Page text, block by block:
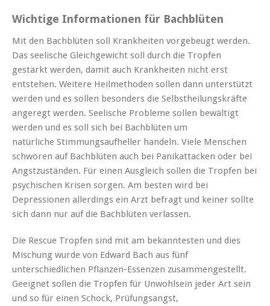
Wichtige Informationen für Bachblüten
Mit den Bachblüten soll Krankheiten vorgebeugt werden.
Das seelische Gleichgewicht soll durch die Tropfen
gestärkt werden, damit auch Krankheiten nicht erst
entstehen. Weitere Heilmethoden sollen dann unterstützt
werden und es sollen besonders die Selbstheilungskräfte
angeregt werden. Seelische Probleme sollen bewältigt
werden und es soll sich bei Bachblüten um
natürliche Stimmungsaufheller handeln. Viele Menschen
schwören auf Bachblüten auch bei Panikattacken oder bei
Angstzuständen. Für einen Ausgleich sollen die Tropfen bei
psychischen Krisen sorgen. Am besten wird bei
Depressionen allerdings ein Arzt befragt und keiner sollte
sich dann nur auf die Bachblüten verlassen.
Die Rescue Tropfen sind mit am bekanntesten und dies
Mischung wurde von Edward Bach aus fünf
unterschiedlichen Pflanzen-Essenzen zusammengestellt.
Geeignet sollen die Tropfen für Unwohlsein jeder Art sein
und so für einen Schock, Prüfungsangst,